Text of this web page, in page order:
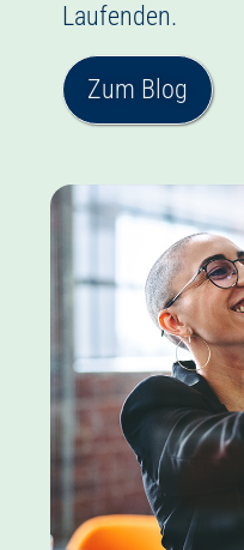
Laufenden.
Zum Blog